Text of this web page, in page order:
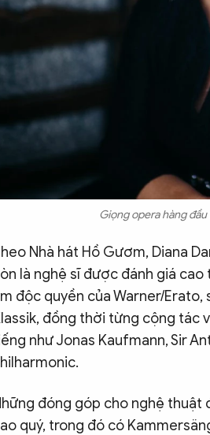
Giọng opera hàng
Nhà hát Hồ Gươm, Diana
là nghệ sĩ được đánh giá cao
độc quyền của Warner/Erato,
đồng thời từng cộng tác
như Jonas Kaufmann, Sir
đóng góp cho nghệ thuật
quý, trong đó có